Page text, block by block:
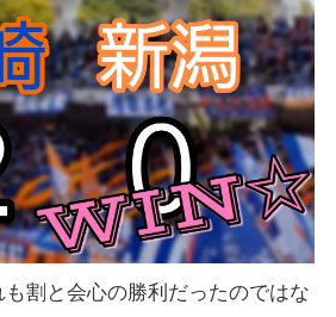
割と会心の勝利だったのではな